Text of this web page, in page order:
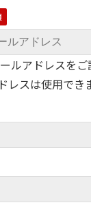
ルアドレスをご
スは使用でき